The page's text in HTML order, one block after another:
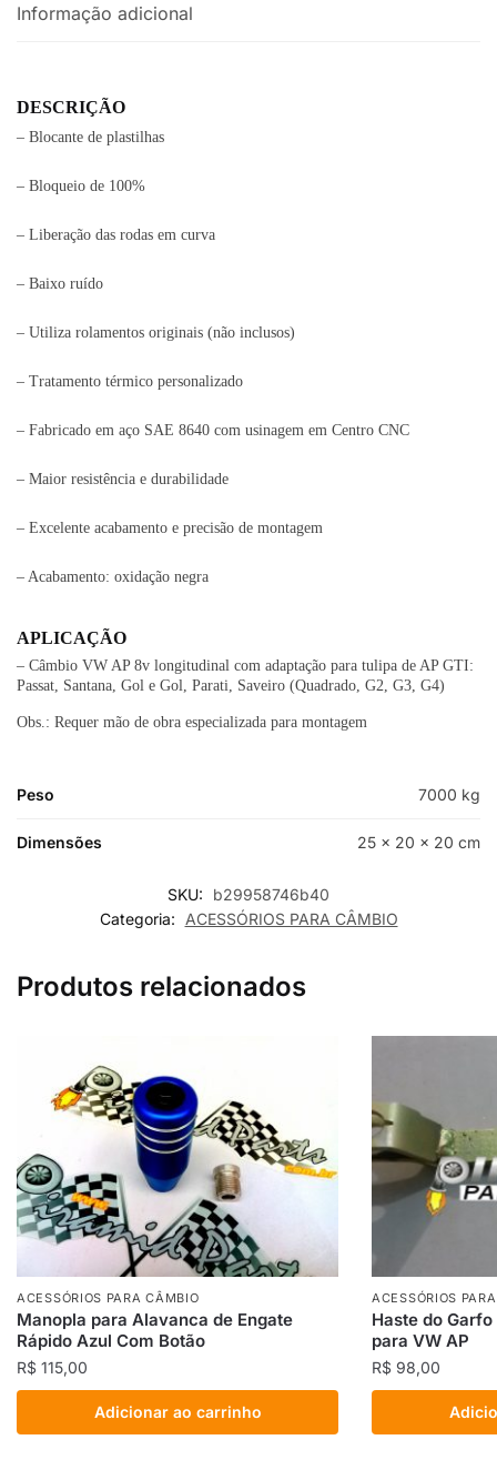
Informação adicional
DESCRIÇÃO
– Blocante de plastilhas
– Bloqueio de 100%
– Liberação das rodas em curva
– Baixo ruído
– Utiliza rolamentos originais (não inclusos)
– Tratamento térmico personalizado
– Fabricado em aço SAE 8640 com usinagem em Centro CNC
– Maior resistência e durabilidade
– Excelente acabamento e precisão de montagem
– Acabamento: oxidação negra
APLICAÇÃO
– Câmbio VW AP 8v longitudinal com adaptação para tulipa de AP GTI:
Passat, Santana, Gol e Gol, Parati, Saveiro (Quadrado, G2, G3, G4)
Obs.: Requer mão de obra especializada para montagem
Peso 7000 kg
Dimensões 25 × 20 × 20 cm
SKU:
b29958746b40
Categoria:
ACESSÓRIOS PARA CÂMBIO
Produtos relacionados
ACESSÓRIOS PARA CÂMBIO
Manopla para Alavanca de Engate
Rápido Azul Com Botão
R$ 115,00
Adicionar ao carrinho
ACESSÓRIOS
Haste do
para VW AP
R$ 98,00